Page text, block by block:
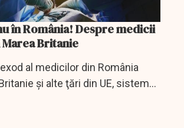
în România! Despre medicii
Britanie
al medicilor din România
şi alte ţări din UE, sistemul
speră să reţină în ţară